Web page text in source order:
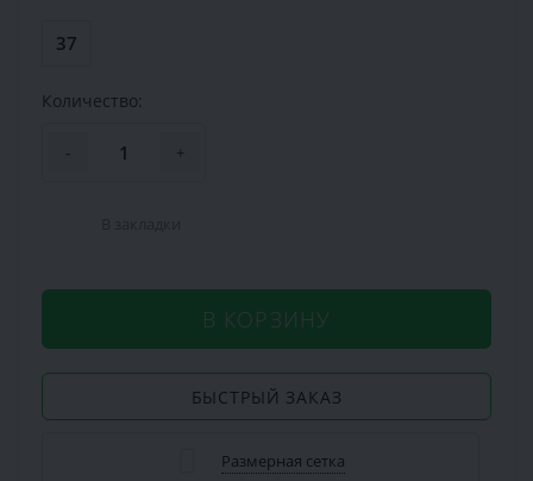
37
Количество:
- +
В КОРЗИНУ
БЫСТРЫЙ ЗАКАЗ
Размерная сетка